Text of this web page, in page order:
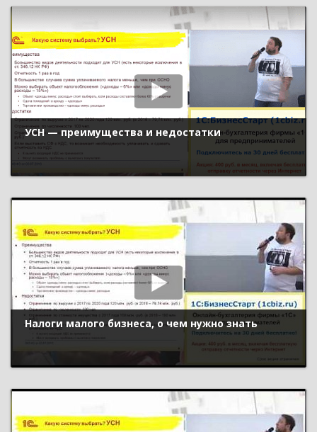
УСН — преимущества и недостатки
Налоги малого бизнеса, о чем нужно знать